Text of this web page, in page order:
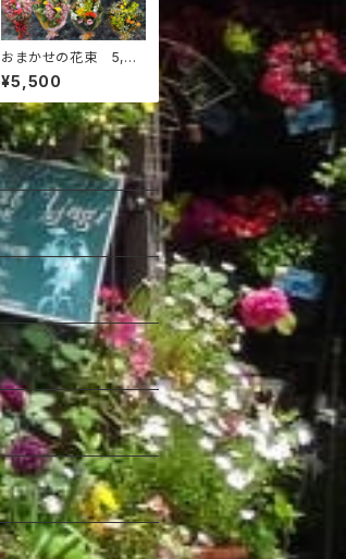
おまかせの花束 5,00
0円
¥5,500